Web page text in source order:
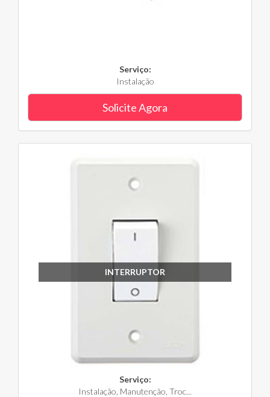
Serviço:
Instalação
Solicite Agora
INTERRUPTOR
Serviço:
Instalação, Manutenção, Troc...